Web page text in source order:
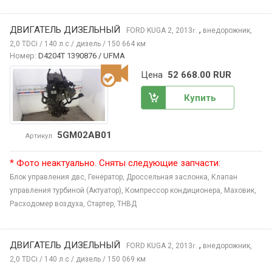
ДВИГАТЕЛЬ ДИЗЕЛЬНЫЙ FORD KUGA 2, 2013г. , внедорожник,
2,0 TDCi / 140 л.с / дизель / 150 664 км
Номер: D4204T 1390876 / UFMA
Артикул 5GM02AB01
Цена 52 668.00 RUR
Купить
* Фото неактуально. Сняты следующие запчасти:
Блок управления двс, Генератор, Дроссельная заслонка, Клапан
управления турбиной (Актуатор), Компрессор кондиционера, Маховик,
Расходомер воздуха, Стартер, ТНВД
ДВИГАТЕЛЬ ДИЗЕЛЬНЫЙ FORD KUGA 2, 2013г. , внедорожник,
2,0 TDCi / 140 л.с / дизель / 150 069 км